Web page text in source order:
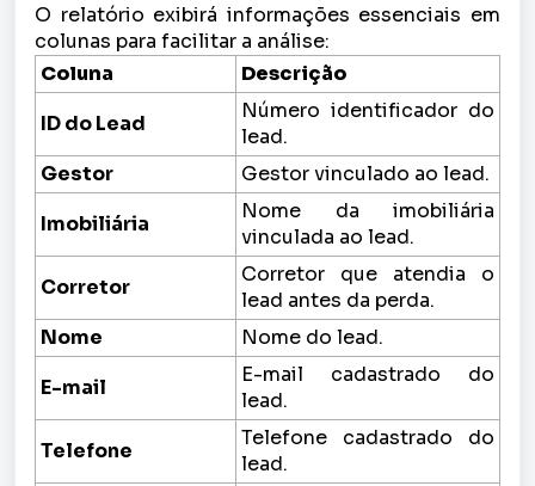
O relatório exibirá informações essenciais em
colunas para facilitar a análise:
Coluna
Descrição
ID do Lead
Número identificador do
lead.
Gestor
Gestor vinculado ao lead.
Imobiliária
Nome da imobiliária
vinculada ao lead.
Corretor
Corretor que atendia o
lead antes da perda.
Nome
Nome do lead.
E-mail
E-mail cadastrado do
lead.
Telefone
Telefone cadastrado do
lead.